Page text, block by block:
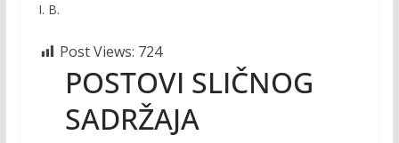
I. B.
Post Views: 724
POSTOVI SLIČNOG
SADRŽAJA